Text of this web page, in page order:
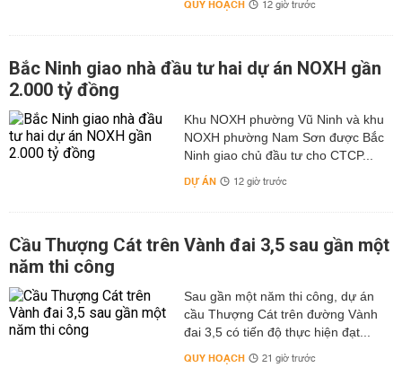
QUY HOẠCH 12 giờ trước
Bắc Ninh giao nhà đầu tư hai dự án NOXH gần
2.000 tỷ đồng
Khu NOXH phường Vũ Ninh và khu
NOXH phường Nam Sơn được Bắc
Ninh giao chủ đầu tư cho CTCP...
DỰ ÁN 12 giờ trước
Cầu Thượng Cát trên Vành đai 3,5 sau gần một
năm thi công
Sau gần một năm thi công, dự án
cầu Thượng Cát trên đường Vành
đai 3,5 có tiến độ thực hiện đạt...
QUY HOẠCH 21 giờ trước